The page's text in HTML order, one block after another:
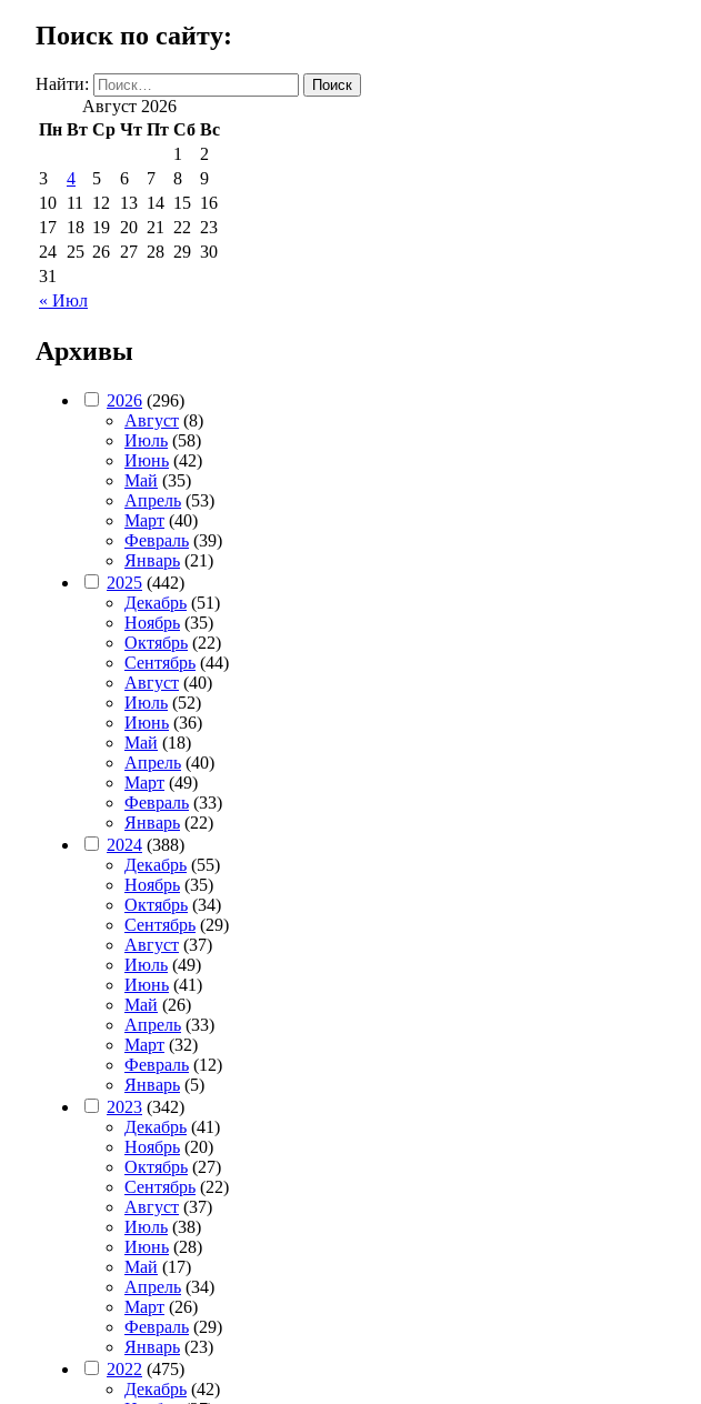
Поиск по сайту:
Найти:
Август 2026
Пн Вт Ср Чт Пт Сб Вс
« Июл
1
2
3
4 5 6 7 8
9
10 11 12 13 14 15 16
17 18 19 20 21 22 23
24 25 26 27 28 29 30
31
Архивы
2026 (296)
Август (8)
Июль (58)
Июнь (42)
Май (35)
Апрель (53)
Март (40)
Февраль (39)
Январь (21)
2025 (442)
Декабрь (51)
Ноябрь (35)
Октябрь (22)
Сентябрь (44)
Август (40)
Июль (52)
Июнь (36)
Май (18)
Апрель (40)
Март (49)
Февраль (33)
Январь (22)
2024 (388)
Декабрь (55)
Ноябрь (35)
Октябрь (34)
Сентябрь (29)
Август (37)
Июль (49)
Июнь (41)
Май (26)
Апрель (33)
Март (32)
Февраль (12)
Январь (5)
2023 (342)
Декабрь (41)
Ноябрь (20)
Октябрь (27)
Сентябрь (22)
Август (37)
Июль (38)
Июнь (28)
Май (17)
Апрель (34)
Март (26)
Февраль (29)
Январь (23)
2022 (475)
Декабрь (42)